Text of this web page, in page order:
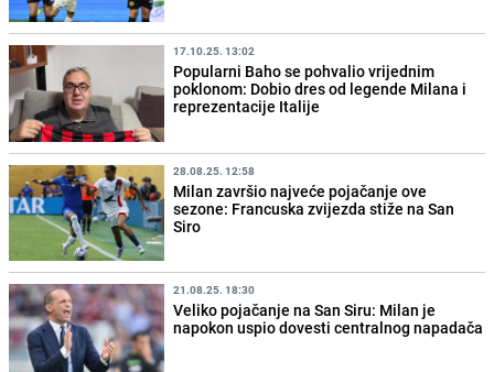
17.10.25. 13:02
Popularni Baho se pohvalio vrijednim
poklonom: Dobio dres od legende Milana i
reprezentacije Italije
28.08.25. 12:58
Milan završio najveće pojačanje ove
sezone: Francuska zvijezda stiže na San
Siro
21.08.25. 18:30
Veliko pojačanje na San Siru: Milan je
napokon uspio dovesti centralnog napadača